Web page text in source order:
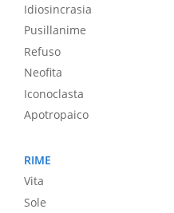
Idiosincrasia
Pusillanime
Refuso
Neofita
Iconoclasta
Apotropaico
RIME
Vita
Sole